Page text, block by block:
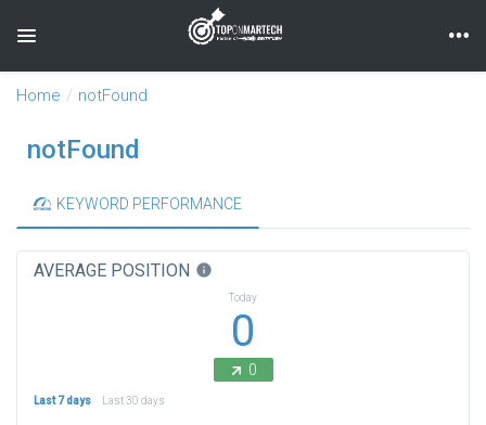
Toggle navigation
Home notFound
notFound
KEYWORD PERFORMANCE
AVERAGE POSITION info
Today
0
0
Last 7 days Last 30 days